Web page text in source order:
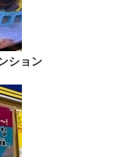
ション